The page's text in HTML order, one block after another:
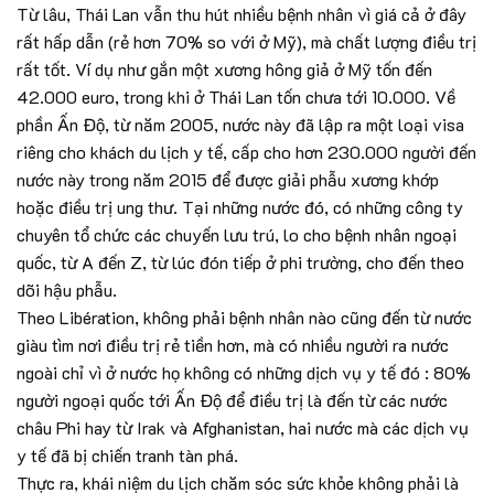
Từ lâu, Thái Lan vẫn thu hút nhiều bệnh nhân vì giá cả ở đây
rất hấp dẫn (rẻ hơn 70% so với ở Mỹ), mà chất lượng điều trị
rất tốt. Ví dụ như gắn một xương hông giả ở Mỹ tốn đến
42.000 euro, trong khi ở Thái Lan tốn chưa tới 10.000. Về
phần Ấn Độ, từ năm 2005, nước này đã lập ra một loại visa
riêng cho khách du lịch y tế, cấp cho hơn 230.000 người đến
nước này trong năm 2015 để được giải phẫu xương khớp
hoặc điều trị ung thư. Tại những nước đó, có những công ty
chuyên tổ chức các chuyến lưu trú, lo cho bệnh nhân ngoại
quốc, từ A đến Z, từ lúc đón tiếp ở phi trường, cho đến theo
dõi hậu phẫu.
Theo Libération, không phải bệnh nhân nào cũng đến từ nước
giàu tìm nơi điều trị rẻ tiền hơn, mà có nhiều người ra nước
ngoài chỉ vì ở nước họ không có những dịch vụ y tế đó : 80%
người ngoại quốc tới Ấn Độ để điều trị là đến từ các nước
châu Phi hay từ Irak và Afghanistan, hai nước mà các dịch vụ
y tế đã bị chiến tranh tàn phá.
Thực ra, khái niệm du lịch chăm sóc sức khỏe không phải là